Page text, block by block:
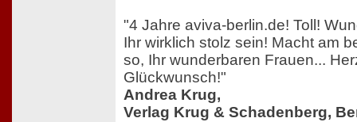
"4 Jahre aviva-berlin.de! Toll!
Ihr wirklich stolz sein! Macht am
so, Ihr wunderbaren Frauen...
Glückwunsch!"
Andrea Krug,
Verlag Krug & Schadenberg,